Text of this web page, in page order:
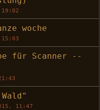
woche
für Scanner --
11:47